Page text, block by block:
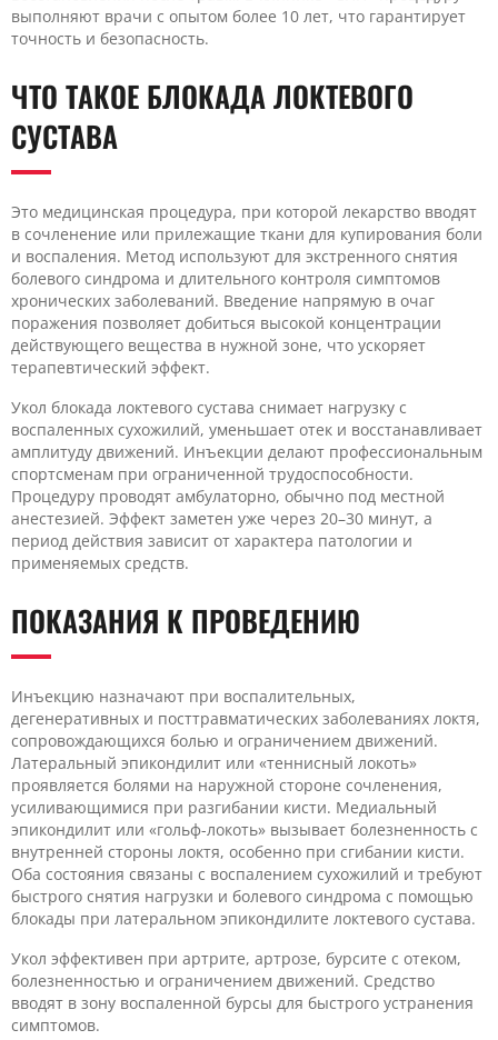
выполняют врачи с опытом более 10 лет, что гарантирует
точность и безопасность.
ЧТО ТАКОЕ БЛОКАДА ЛОКТЕВОГО
СУСТАВА
Это медицинская процедура, при которой лекарство вводят
в сочленение или прилежащие ткани для купирования боли
и воспаления. Метод используют для экстренного снятия
болевого синдрома и длительного контроля симптомов
хронических заболеваний. Введение напрямую в очаг
поражения позволяет добиться высокой концентрации
действующего вещества в нужной зоне, что ускоряет
терапевтический эффект.
Укол блокада локтевого сустава снимает нагрузку с
воспаленных сухожилий, уменьшает отек и восстанавливает
амплитуду движений. Инъекции делают профессиональным
спортсменам при ограниченной трудоспособности.
Процедуру проводят амбулаторно, обычно под местной
анестезией. Эффект заметен уже через 20–30 минут, а
период действия зависит от характера патологии и
применяемых средств.
ПОКАЗАНИЯ К ПРОВЕДЕНИЮ
Инъекцию назначают при воспалительных,
дегенеративных и посттравматических заболеваниях локтя,
сопровождающихся болью и ограничением движений.
Латеральный эпикондилит или «теннисный локоть»
проявляется болями на наружной стороне сочленения,
усиливающимися при разгибании кисти. Медиальный
эпикондилит или «гольф-локоть» вызывает болезненность с
внутренней стороны локтя, особенно при сгибании кисти.
Оба состояния связаны с воспалением сухожилий и требуют
быстрого снятия нагрузки и болевого синдрома с помощью
блокады при латеральном эпикондилите локтевого сустава.
Укол эффективен при артрите, артрозе, бурсите с отеком,
болезненностью и ограничением движений. Средство
вводят в зону воспаленной бурсы для быстрого устранения
симптомов.